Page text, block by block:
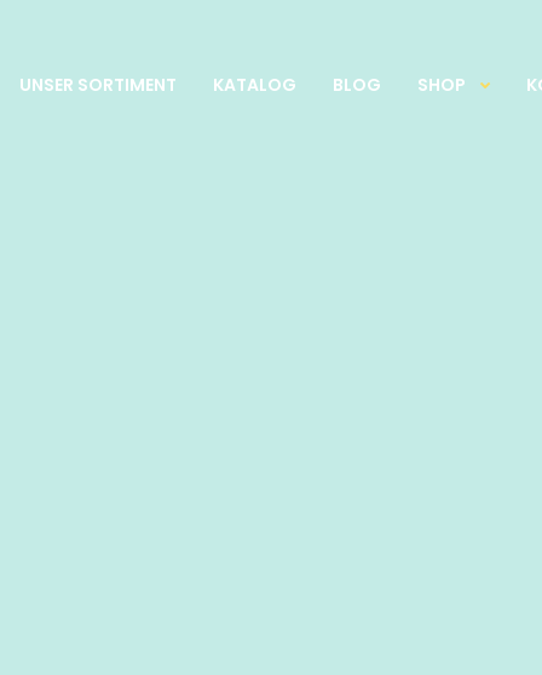
UNSER SORTIMENT KATALOG BLOG SHOP